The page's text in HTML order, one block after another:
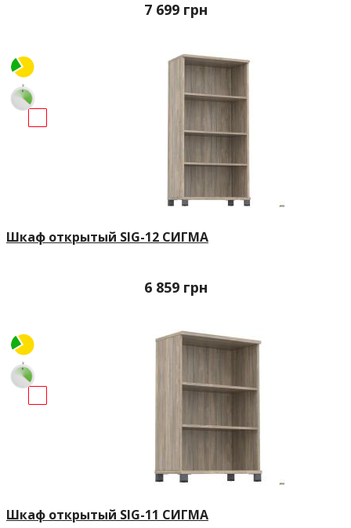
7 699 грн
Шкаф открытый SIG-12 СИГМА
6 859 грн
Шкаф открытый SIG-11 СИГМА